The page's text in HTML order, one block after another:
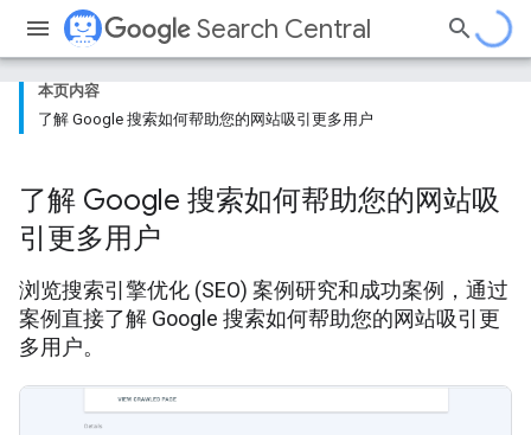
Search Central
本页内容
了解 Google 搜索如何帮助您的网站吸引更多用户
了解 Google 搜索如何帮助您的网站吸
引更多用户
浏览搜索引擎优化 (SEO) 案例研究和成功案例，通过
案例直接了解 Google 搜索如何帮助您的网站吸引更
多用户。